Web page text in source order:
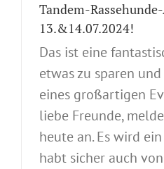
Tandem-
13.&14.07.2024!
Das ist eine
etwas zu sparen
eines großartigen
liebe Freunde,
heute an. Es wird
habt sicher auch